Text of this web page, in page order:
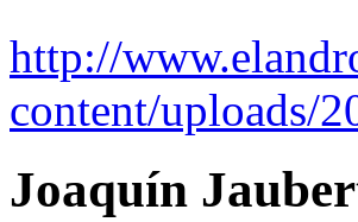
http://
content/uploads/
Joaquín